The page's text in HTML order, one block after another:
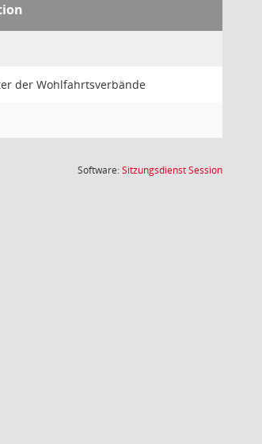
der Wohlfahrtsverbände
Software:SitzungsdienstSession(Wird in